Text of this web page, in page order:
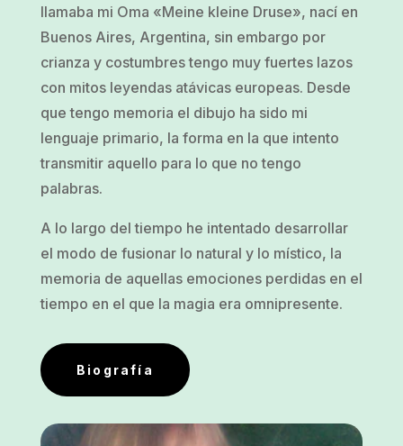
llamaba mi Oma «Meine kleine Druse», nací en
Buenos Aires, Argentina, sin embargo por
crianza y costumbres tengo muy fuertes lazos
con mitos leyendas atávicas europeas. Desde
que tengo memoria el dibujo ha sido mi
lenguaje primario, la forma en la que intento
transmitir aquello para lo que no tengo
palabras.
A lo largo del tiempo he intentado desarrollar
el modo de fusionar lo natural y lo místico, la
memoria de aquellas emociones perdidas en el
tiempo en el que la magia era omnipresente.
Biografía